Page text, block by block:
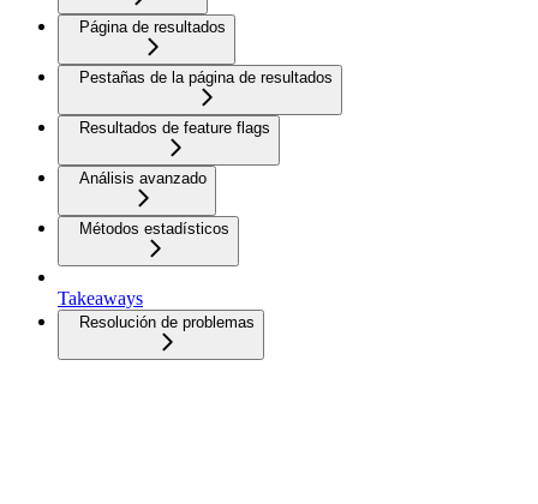
Página de resultados
Pestañas de la página de resultados
Resultados de feature flags
Análisis avanzado
Métodos estadísticos
Takeaways
Resolución de problemas